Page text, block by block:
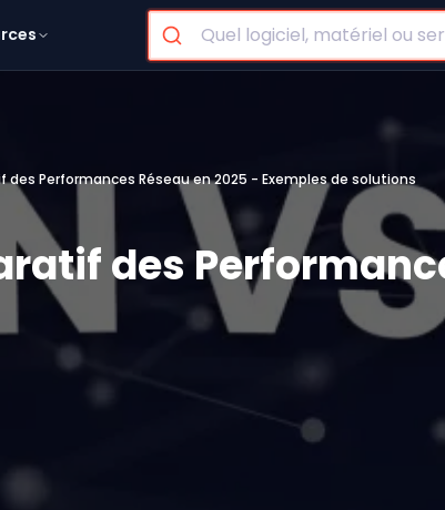
des Performances Réseau en 2025 - Exemples de solutions
des